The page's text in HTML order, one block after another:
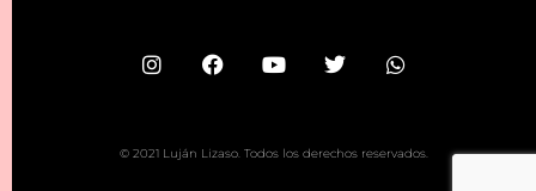
© 2021 Luján Lizaso. Todos los derechos reservados.